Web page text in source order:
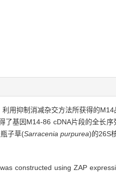
用抑制消减杂交方法所获得的
基因M14-86 cDNA片段的全长
子草(Sarracenia purpurea)的26S
constructed using ZAP